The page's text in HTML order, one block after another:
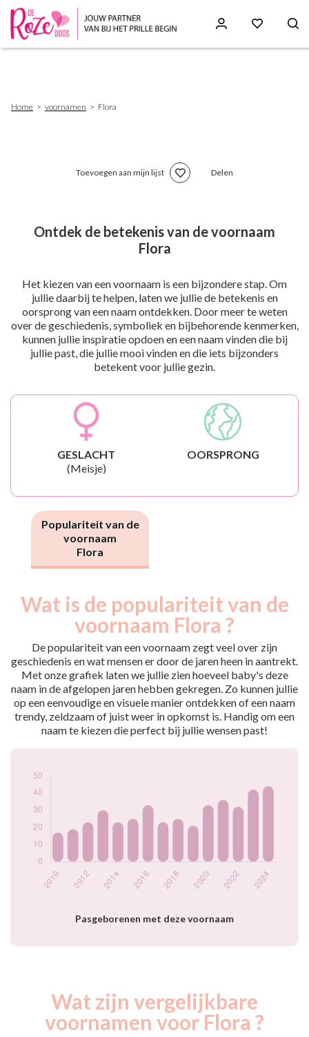
Home voornamen Flora
Toevoegen aan mijn lijst Delen
Ontdek de betekenis van de voornaam
Flora
Het kiezen van een voornaam is een bijzondere stap. Om
jullie daarbij te helpen, laten we jullie de betekenis en
oorsprong van een naam ontdekken. Door meer te weten
over de geschiedenis, symboliek en bijbehorende kenmerken,
kunnen jullie inspiratie opdoen en een naam vinden die bij
jullie past, die jullie mooi vinden en die iets bijzonders
betekent voor jullie gezin.
GESLACHT
(Meisje)
OORSPRONG
Populariteit van de
voornaam
Flora
Wat is de populariteit van de
voornaam Flora ?
De populariteit van een voornaam zegt veel over zijn
geschiedenis en wat mensen er door de jaren heen in aantrekt.
Met onze grafiek laten we jullie zien hoeveel baby's deze
naam in de afgelopen jaren hebben gekregen. Zo kunnen jullie
op een eenvoudige en visuele manier ontdekken of een naam
trendy, zeldzaam of juist weer in opkomst is. Handig om een
naam te kiezen die perfect bij jullie wensen past!
Pasgeborenen met deze voornaam
Popularité du
Année
Nouveaux-
nés
2010
17
2011
19
2012
23
2013
30
2014
23
2015
25
33
2019
2020
2021
2022
2023
44
Wat zijn vergelijkbare
voornamen voor Flora ?